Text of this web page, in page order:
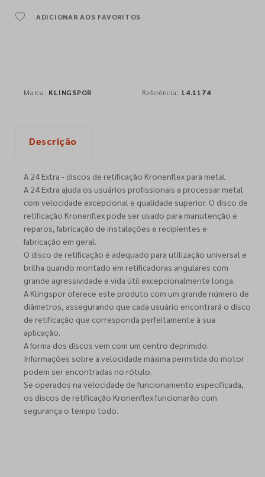
ADICIONAR AOS FAVORITOS
Marca: KLINGSPOR Referência: 14.1174
Descrição
A 24 Extra - discos de retificação Kronenflex para metal
A 24 Extra ajuda os usuários profissionais a processar metal
com velocidade excepcional e qualidade superior. O disco de
retificação Kronenflex pode ser usado para manutenção e
reparos, fabricação de instalações e recipientes e
fabricação em geral.
O disco de retificação é adequado para utilização universal e
brilha quando montado em retificadoras angulares com
grande agressividade e vida útil excepcionalmente longa.
A Klingspor oferece este produto com um grande número de
diâmetros, assegurando que cada usuário encontrará o disco
de retificação que corresponda perfeitamente à sua
aplicação.
A forma dos discos vem com um centro deprimido.
Informações sobre a velocidade máxima permitida do motor
podem ser encontradas no rótulo.
Se operados na velocidade de funcionamento especificada,
os discos de retificação Kronenflex funcionarão com
segurança o tempo todo.